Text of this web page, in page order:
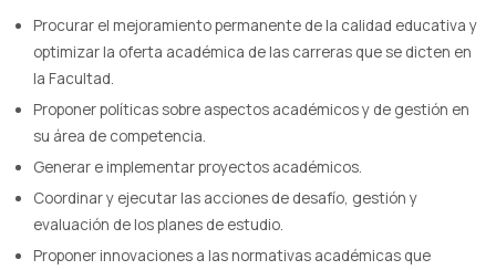
Procurar el mejoramiento permanente de la calidad educativa y
optimizar la oferta académica de las carreras que se dicten en
la Facultad.
Proponer políticas sobre aspectos académicos y de gestión en
su área de competencia.
Generar e implementar proyectos académicos.
Coordinar y ejecutar las acciones de desafío, gestión y
evaluación de los planes de estudio.
Proponer innovaciones a las normativas académicas que